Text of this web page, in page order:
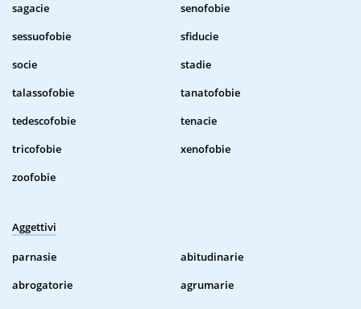
sagacie
senofobie
sessuofobie
sfiducie
socie
stadie
talassofobie
tanatofobie
tedescofobie
tenacie
tricofobie
xenofobie
zoofobie
Aggettivi
parnasie
abitudinarie
abrogatorie
agrumarie